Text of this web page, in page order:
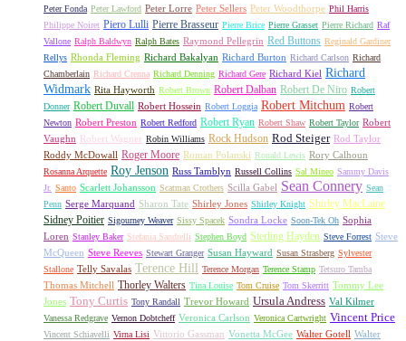
Peter Fonda Peter Lawford Peter Lorre Peter Sellers Peter Woodthorpe Phil Harris
Philippe Noiret Piero Lulli Pierre Brasseur Pierre Brice Pierre Grasset Pierre Richard Raf
Vallone Ralph Baldwyn Ralph Bates Raymond Pellegrin Red Buttons Reginald Gardiner
Rellys Rhonda Fleming Richard Bakalyan Richard Burton Richard Carlson Richard
Chamberlain Richard Crenna Richard Denning Richard Gere Richard Kiel Richard
Widmark Rita Hayworth Robert Brown Robert Dalban Robert De Niro Robert
Donner Robert Duvall Robert Hossein Robert Loggia Robert Mitchum Robert
Newton Robert Preston Robert Redford Robert Ryan Robert Shaw Robert Taylor Robert
Vaughn Robert Wagner Robin Williams Rock Hudson Rod Steiger Rod Taylor
Roddy McDowall Roger Moore Roman Polanski Ronald Lewis Rory Calhoun
Rosanna Arquette Roy Jenson Russ Tamblyn Russell Collins Sal Mineo Sammy Davis
Jr. Santo Scarlett Johansson Scatman Crothers Scilla Gabel Sean Connery Sean
Penn Serge Marquand Sharon Tate Shirley Jones Shirley Knight Shirley MacLaine
Sidney Poitier Sigourney Weaver Sissy Spacek Sondra Locke Soon-Tek Oh Sophia
Loren Stanley Baker Stefania Sandrelli Stephen Boyd Sterling Hayden Steve Forrest Steve
McQueen Steve Reeves Stewart Granger Susan Hayward Susan Strasberg Sylvester
Stallone Telly Savalas Terence Hill Terence Morgan Terence Stamp Tetsuro Tamba
Thomas Mitchell Thorley Walters Tina Louise Tom Cruise Tom Skerritt Tommy Lee
Jones Tony Curtis Tony Randall Trevor Howard Ursula Andress Val Kilmer
Vanessa Redgrave Vernon Dobtcheff Veronica Carlson Veronica Cartwright Vincent Price
Vincent Schiavelli Virna Lisi Vittorio Gassman Vonetta McGee Walter Gotell Walter